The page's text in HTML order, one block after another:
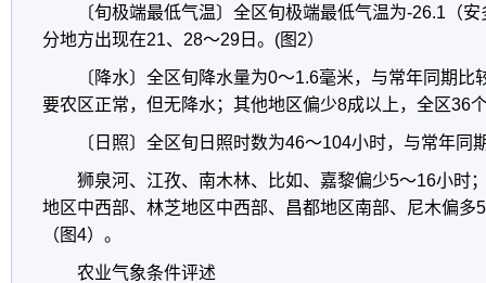
〔旬极端最低气温〕全区旬极端最低气温为-26.1（
分地方出现在21、28～29日。(图2）
〔降水〕全区旬降水量为0～1.6毫米，与常年同期
要农区正常，但无降水；其他地区偏少8成以上，全区36
〔日照〕全区旬日照时数为46～104小时，与常年同
狮泉河、江孜、南木林、比如、嘉黎偏少5～16小时
地区中西部、林芝地区中西部、昌都地区南部、尼木偏多
（图4）。
农业气象条件评述